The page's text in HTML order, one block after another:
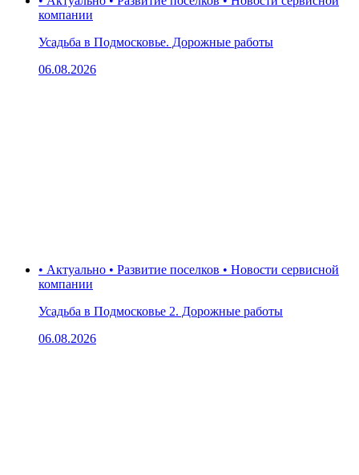
компании
Усадьба в Подмосковье. Дорожные работы
06.08.2026
• Актуально • Развитие поселков • Новости сервисной
компании
Усадьба в Подмосковье 2. Дорожные работы
06.08.2026